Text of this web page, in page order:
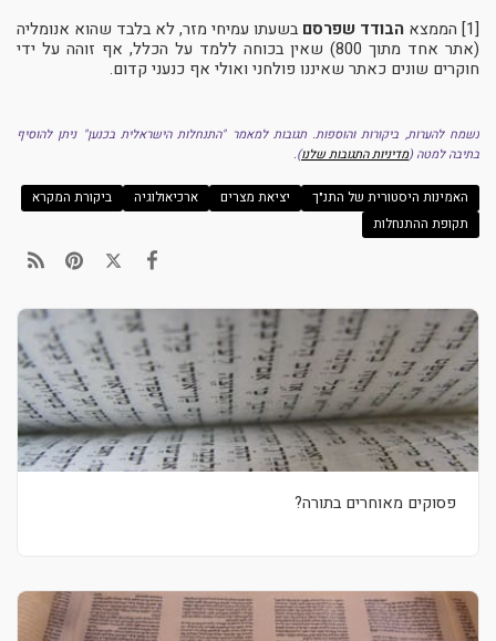
[1] הממצא הבודד שפרסם בשעתו עמיחי מזר, לא בלבד שהוא אנומליה
(אתר אחד מתוך 800) שאין בכוחה ללמד על הכלל, אף זוהה על ידי
חוקרים שונים כאתר שאיננו פולחני ואולי אף כנעני קדום.
נשמח להערות, ביקורות והוספות. תגובות למאמר "התנחלות הישראלית בכנען" ניתן להוסיף
בתיבה למטה (מדיניות התגובות שלנו).
האמינות היסטורית של התנ"ך יציאת מצרים ארכיאולוגיה
ביקורת המקרא
תקופת ההתנחלות
פסוקים מאוחרים בתורה?